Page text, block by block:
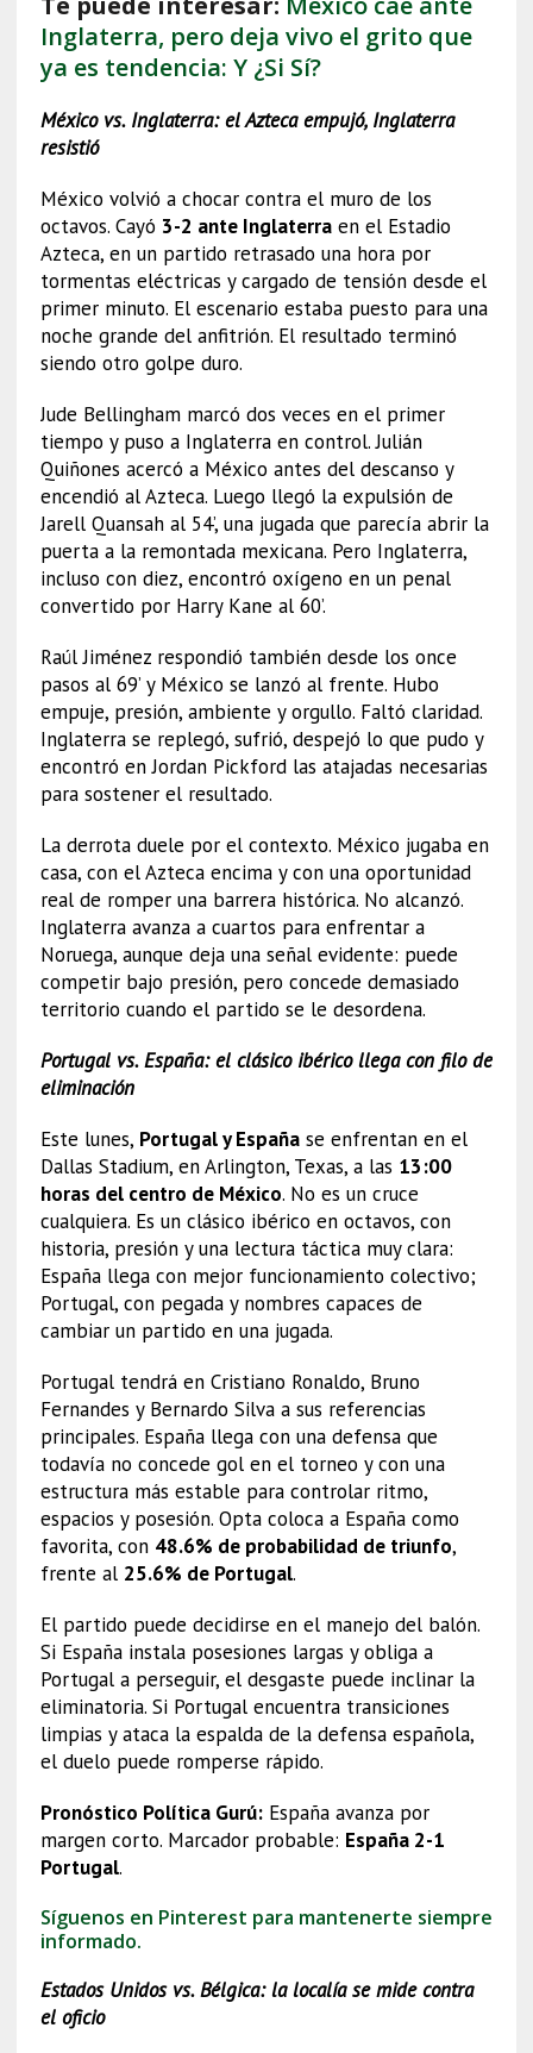
Inglaterra, pero deja vivo el grito que
ya es tendencia: Y ¿Si Sí?
México vs. Inglaterra: el Azteca empujó, Inglaterra
resistió
México volvió a chocar contra el muro de los
octavos. Cayó 3-2 ante Inglaterraen el Estadio
Azteca, en un partido retrasado una hora por
tormentas eléctricas y cargado de tensión desde el
primer minuto. El escenario estaba puesto para una
noche grande del anfitrión. El resultado terminó
siendo otro golpe duro.
Jude Bellingham marcó dos veces en el primer
tiempo y puso a Inglaterra en control. Julián
Quiñones acercó a México antes del descanso y
encendió al Azteca. Luego llegó la expulsión de
Jarell Quansah al 54’, una jugada que parecía abrir la
puerta a la remontada mexicana. Pero Inglaterra,
incluso con diez, encontró oxígeno en un penal
convertido por Harry Kane al 60’.
Raúl Jiménez respondió también desde los once
pasos al 69’ y México se lanzó al frente. Hubo
empuje, presión, ambiente y orgullo. Faltó claridad.
Inglaterra se replegó, sufrió, despejó lo que pudo y
encontró en Jordan Pickford las atajadas necesarias
para sostener el resultado.
La derrota duele por el contexto. México jugaba en
casa, con el Azteca encima y con una oportunidad
real de romper una barrera histórica. No alcanzó.
Inglaterra avanza a cuartos para enfrentar a
Noruega, aunque deja una señal evidente: puede
competir bajo presión, pero concede demasiado
territorio cuando el partido se le desordena.
Portugal vs. España: el clásico ibérico llega con filo de
eliminación
Este lunes, Portugal y Españase enfrentan en el
Dallas Stadium, en Arlington, Texas, a las 13:00
horas del centro de México. No es un cruce
cualquiera. Es un clásico ibérico en octavos, con
historia, presión y una lectura táctica muy clara:
España llega con mejor funcionamiento colectivo;
Portugal, con pegada y nombres capaces de
cambiar un partido en una jugada.
Portugal tendrá en Cristiano Ronaldo, Bruno
Fernandes y Bernardo Silva a sus referencias
principales. España llega con una defensa que
todavía no concede gol en el torneo y con una
estructura más estable para controlar ritmo,
espacios y posesión. Opta coloca a España como
favorita, con 48.6% de probabilidad de triunfo,
frente al 25.6% de Portugal.
El partido puede decidirse en el manejo del balón.
Si España instala posesiones largas y obliga a
Portugal a perseguir, el desgaste puede inclinar la
eliminatoria. Si Portugal encuentra transiciones
limpias y ataca la espalda de la defensa española,
el duelo puede romperse rápido.
Pronóstico Política Gurú:España avanza por
margen corto. Marcador probable: España 2-1
Portugal.
Síguenos en Pinterest para mantenerte siempre
informado.
Estados Unidos vs. Bélgica: la localía se mide contra
el oficio